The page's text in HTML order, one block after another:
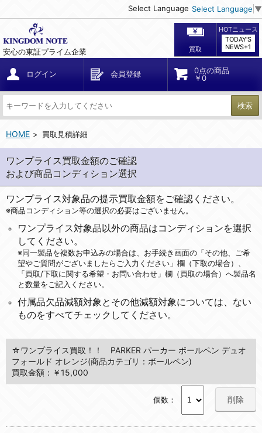
Select Language Select Language ▼
安心の東証プライム企業 買取
HOTニュース
TODAY'S
NEWS+1
ログイン 会員登録
0点の商品
￥0
検索
HOME 買取見積詳細
ワンプライス買取金額のご確認
および商品コンディション選択
ワンプライス対象品の提示買取金額をご確認ください。
※商品コンディション等の選択の必要はございません。
ワンプライス対象品以外の商品はコンディションを選択
してください。
※同一製品を複数お申込みの場合は、お手続き画面の「その他、ご希
望やご質問がございましたらご入力ください」欄（下取の場合）、
「買取/下取に関する希望・お問い合わせ」欄（買取の場合）へ製品名
と数量をご記入ください。
付属品欠品減額対象とその他減額対象については、ない
ものをすべてチェックしてください。
☆ワンプライス買取！！ PARKER パーカー ボールペン デュオ
フォールド オレンジ(商品カテゴリ：ボールペン)
買取金額：￥15,000
個数： 削除